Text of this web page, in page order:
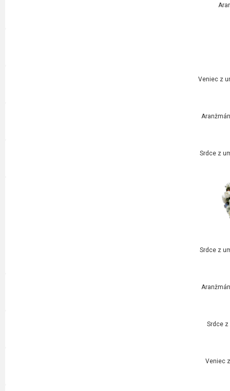
Veniec z
Srdce z
Srdce z
Srdce z
Veniec